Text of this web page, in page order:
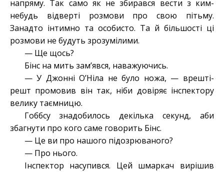
напряму. Так само як не збирався вести з ким-
небудь відверті розмови про свою пітьму.
Занадто інтимно та особисто. Та й більшості ці
розмови не будуть зрозумілими.
— Ще щось?
Бінс на мить зам’явся, наважуючись.
— У Джонні ОʼНіла не було ножа, — врешті-
решт промовив він так, ніби довіряє інспектору
велику таємницю.
Гоббсу знадобилось декілька секунд, аби
збагнути про кого саме говорить Бінс.
— Це ви про нашого підозрюваного?
— Про нього.
Інспектор насупився. Цей шмаркач вирішив